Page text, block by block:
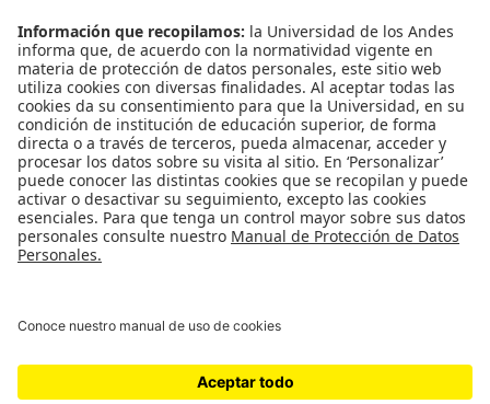
Descripción del proyecto:Se busca implementar en un sector
de la red de Bucaramanga, la metodología para la
determinación del Plano Óptimo de Presiones con el fin de
disminuir el Índice de Agua No contabilizada y validar los
resultados obtenidos en proyectos previos.
Volver a la lista de proyectos.
Todos los derechos reservados. 2020.
Edificio Mario Laserna (ML) Contacto 3394949 ext: 2805
Universidad de los Andes | Departamento de Ingeniería Civil y